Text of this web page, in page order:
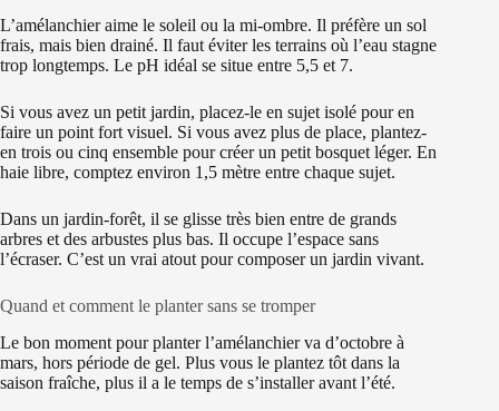
L’amélanchier aime le soleil ou la mi-ombre. Il préfère un sol
frais, mais bien drainé. Il faut éviter les terrains où l’eau stagne
trop longtemps. Le pH idéal se situe entre 5,5 et 7.
Si vous avez un petit jardin, placez-le en sujet isolé pour en
faire un point fort visuel. Si vous avez plus de place, plantez-
en trois ou cinq ensemble pour créer un petit bosquet léger. En
haie libre, comptez environ 1,5 mètre entre chaque sujet.
Dans un jardin-forêt, il se glisse très bien entre de grands
arbres et des arbustes plus bas. Il occupe l’espace sans
l’écraser. C’est un vrai atout pour composer un jardin vivant.
Quand et comment le planter sans se tromper
Le bon moment pour planter l’amélanchier va d’octobre à
mars, hors période de gel. Plus vous le plantez tôt dans la
saison fraîche, plus il a le temps de s’installer avant l’été.